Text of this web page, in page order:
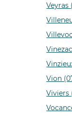
Veyras
Vion
Viviers